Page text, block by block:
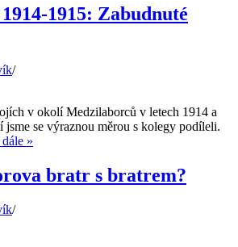
1915: Zabudnuté
v okolí Medzilaborců v letech 1914 a
jsme se výraznou měrou s kolegy podíleli.
»
1915:
Zabudnuté
bratr s bratrem?